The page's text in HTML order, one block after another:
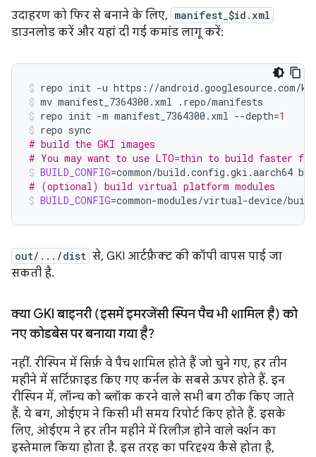
उदाहरण को फिर से बनाने के लिए, manifest_$id.xml
डाउनलोड करें और यहां दी गई कमांड लागू करें:
repo init -u https://android.googlesource.com/
mv manifest_7364300.xml
.repo/manifests
repo init -m manifest_7364300.xml --depth=1
repo
# build the GKI images
# You may want to use LTO=thin to build faster for
BUILD_CONFIG=common/build.config.gki.aarch64
# (optional) build virtual platform modules
BUILD_CONFIG=common-modules/virtual-device/
out/.../dist से, GKI आर्टफ़ैक्ट की कॉपी वापस पाई जा
सकती है.
क्या GKI बाइनरी (इसमें इमरजेंसी स्पिन पैच भी शामिल है) को
नए कोडबेस पर बनाया गया है?
नहीं. रीस्पिन में सिर्फ़ वे पैच शामिल होते हैं जो चुने गए, हर तीन
महीने में सर्टिफ़ाइड किए गए कर्नल के सबसे ऊपर होते हैं. इन
रीस्पिन में, लॉन्च को ब्लॉक करने वाले सभी बग ठीक किए जाते
हैं. ये बग, ओईएम ने किसी भी समय रिपोर्ट किए होते हैं. इसके
लिए, ओईएम ने हर तीन महीने में रिलीज़ होने वाले वर्शन का
इस्तेमाल किया होता है. इस तरह का परिदृश्य कैसे होता है,